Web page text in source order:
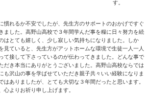
す。
れるか不安でしたが、先生方のサポートのおかげですぐ
ました。高野山高校で３年間学んだ事を糧に日々努力を続
はとても嬉しく、少し寂しい気持ちになりました。しか
見ていると、先生方がアットホームな環境で生徒一人一人
て接して下さっているのが伝わってきました。どんな事で
だき本当にありがとうございました。高野山高校ならでは
も沢山の事を学ばせていただき親子共々いい経験になりま
はありましたが、とても大切な３年間だったと思います。
よりお祈り申し上げます。